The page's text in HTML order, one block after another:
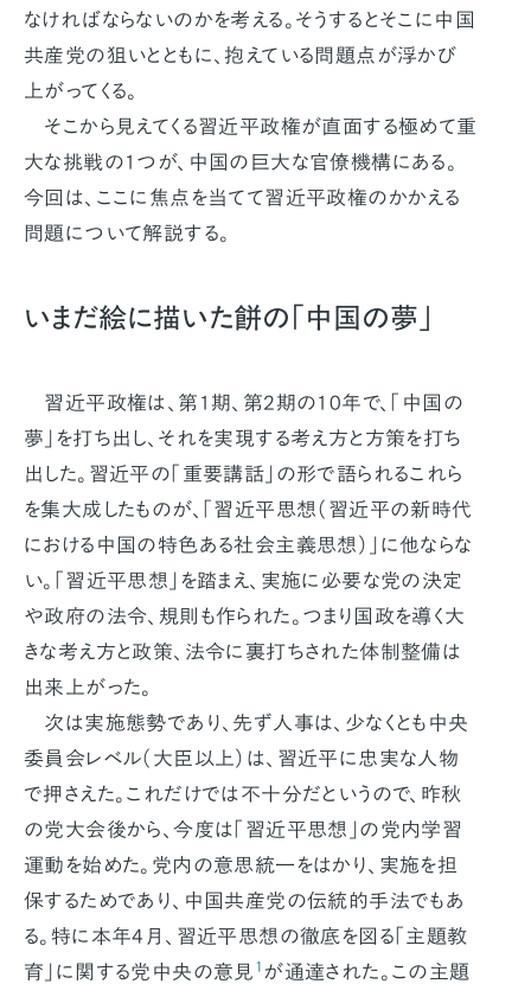
なければならないのかを考える。そうするとそこに中国
共産党の狙いとともに、抱えている問題点が浮かび
上がってくる。
そこから見えてくる習近平政権が直面する極めて重
大な挑戦の1つが、中国の巨大な官僚機構にある。
今回は、ここに焦点を当てて習近平政権のかかえる
問題について解説する。
いまだ絵に描いた餅の「中国の夢」
習近平政権は、第1期、第2期の10年で、「中国の
夢」を打ち出し、それを実現する考え方と方策を打ち
出した。習近平の「重要講話」の形で語られるこれら
を集大成したものが、「習近平思想（習近平の新時代
における中国の特色ある社会主義思想）」に他ならな
い。「習近平思想」を踏まえ、実施に必要な党の決定
や政府の法令、規則も作られた。つまり国政を導く大
きな考え方と政策、法令に裏打ちされた体制整備は
出来上がった。
次は実施態勢であり、先ず人事は、少なくとも中央
委員会レベル（大臣以上）は、習近平に忠実な人物
で押さえた。これだけでは不十分だというので、昨秋
の党大会後から、今度は「習近平思想」の党内学習
運動を始めた。党内の意思統一をはかり、実施を担
保するためであり、中国共産党の伝統的手法でもあ
る。特に本年4月、習近平思想の徹底を図る「主題教
育」に関する党中央の意見 1 が通達された。この主題